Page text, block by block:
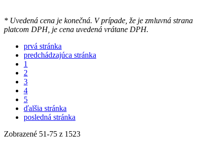
* Uvedená cena je konečná. V prípade, že je zmluvná strana
platcom DPH, je cena uvedená vrátane DPH.
prvá stránka
predchádzajúca stránka
1
2
3
4
5
ďalšia stránka
posledná stránka
Zobrazené 51-75 z 1523